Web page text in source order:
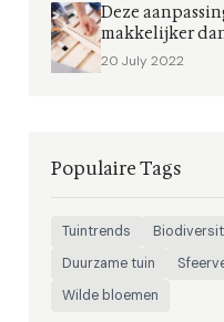
Deze
makkelijker
20 July 2022
Populaire Tags
Tuintrends
Duurzame tuin
Wilde bloemen